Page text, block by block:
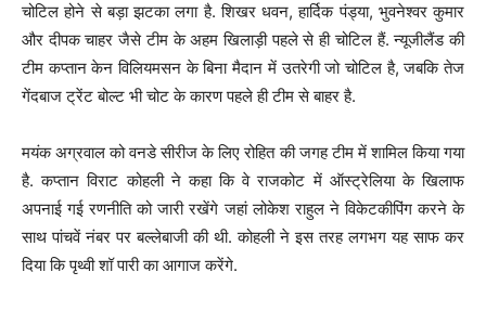
चोटिल होने से बड़ा झटका लगा है. शिखर धवन, हार्दिक पंड्या, भुवनेश्वर कुमार
और दीपक चाहर जैसे टीम के अहम खिलाड़ी पहले से ही चोटिल हैं. न्यूजीलैंड की
टीम कप्तान केन विलियमसन के बिना मैदान में उतरेगी जो चोटिल है, जबकि तेज
गेंदबाज ट्रेंट बोल्ट भी चोट के कारण पहले ही टीम से बाहर है.
मयंक अग्रवाल को वनडे सीरीज के लिए रोहित की जगह टीम में शामिल किया गया
है. कप्तान विराट कोहली ने कहा कि वे राजकोट में ऑस्ट्रेलिया के खिलाफ
अपनाई गई रणनीति को जारी रखेंगे जहां लोकेश राहुल ने विकेटकीपिंग करने के
साथ पांचवें नंबर पर बल्लेबाजी की थी. कोहली ने इस तरह लगभग यह साफ कर
दिया कि पृथ्वी शॉ पारी का आगाज करेंगे.